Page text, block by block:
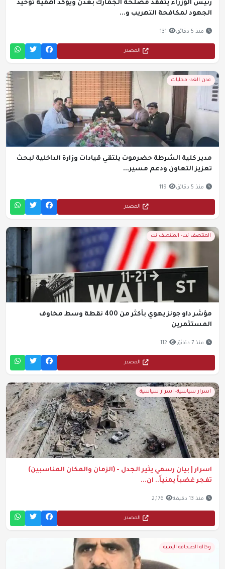
رئيس الوزراء يتفقد مصلحة الجمارك بعدن ويؤكد أهمية توحيد
الجهود لمكافحة التهريب و...
منذ 5 دقائق 131
المصدر
عدن الغد- محليات
مدير كلية الشرطة حضرموت يلتقي قيادات وزارة الداخلية لبحث
تعزيز التعاون ودعم مسير...
منذ 5 دقائق 119
المصدر
المنتصف نت- المنتصف نت
مؤشر داو جونز يهوي بأكثر من 400 نقطة وسط مخاوف
المستثمرين
منذ 7 دقائق 112
المصدر
اسرار سياسية- اسرار سياسية
اسرار | بيان رسمي يثير الجدل - (الزمان والمكان المناسبين)
تفجر غضباً يمنياً.. ان...
منذ 13 دقيقة 2,176
المصدر
وكالة الصحافة اليمنية